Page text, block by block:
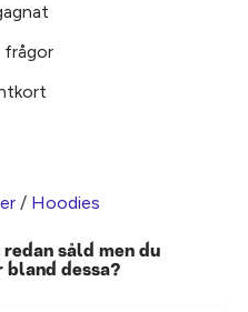
frågor
/ Hoodies
såld men du
bland dessa?